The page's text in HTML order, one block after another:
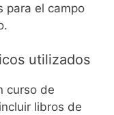
para el campo
utilizados
curso de
libros de